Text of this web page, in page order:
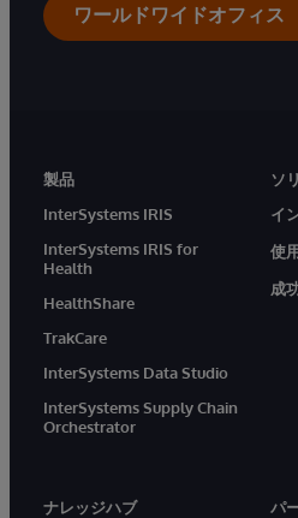
ワールドワイドオフィス
製品
InterSystems IRIS
InterSystems IRIS for
Health
HealthShare
TrakCare
InterSystems Data Studio
InterSystems Supply Chain
Orchestrator
ソ
イ
使
成
ナレッジハブ
パ